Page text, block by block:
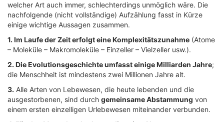
welcher Art auch immer, schlechterdings unmöglich wäre. Die
nachfolgende (nicht vollständige) Aufzählung fasst in Kürze
einige wichtige Aussagen zusammen.
1. Im Laufe der Zeit erfolgt eine Komplexitätszunahme (Atome
– Moleküle – Makromoleküle – Einzeller – Vielzeller usw.).
2. Die Evolutionsgeschichte umfasst einige Milliarden Jahre;
die Menschheit ist mindestens zwei Millionen Jahre alt.
3. Alle Arten von Lebewesen, die heute lebenden und die
ausgestorbenen, sind durch gemeinsame Abstammung von
einem ersten einzelligen Urlebewesen miteinander verbunden.